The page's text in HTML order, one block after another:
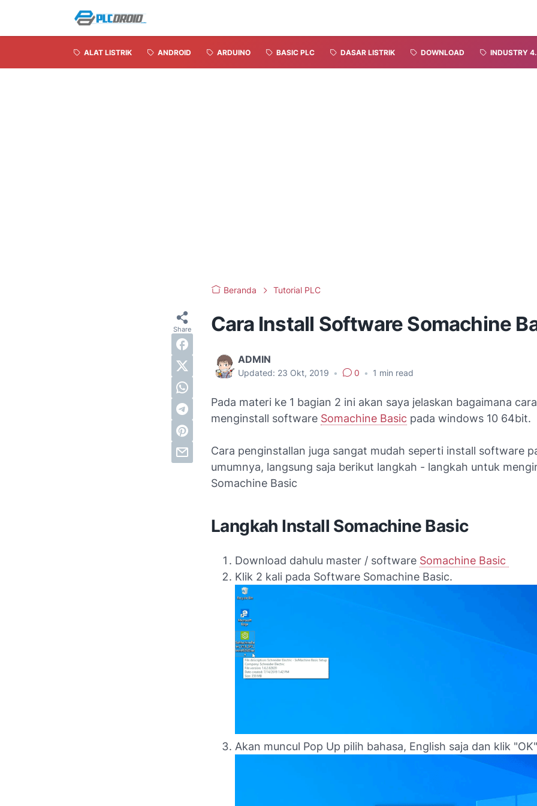
ALAT LISTRIK ANDROID ARDUINO BASIC PLC DASAR LISTRIK DOWNLOAD INDUSTRY
Beranda Tutorial PLC
Cara Install Software Somachine
ADMIN
Updated: 23 Okt, 2019 • 0 • 1 min read
Pada materi ke 1 bagian 2 ini akan saya jelaskan bagaimana cara
menginstall software Somachine Basic pada windows 10 64bit.
Cara penginstallan juga sangat mudah seperti install software
umumnya, langsung saja berikut langkah - langkah untuk
Somachine Basic
Langkah Install Somachine Basic
Download dahulu master / software Somachine Basic
Klik 2 kali pada Software Somachine Basic.
Akan muncul Pop Up pilih bahasa, English saja dan klik "OK"